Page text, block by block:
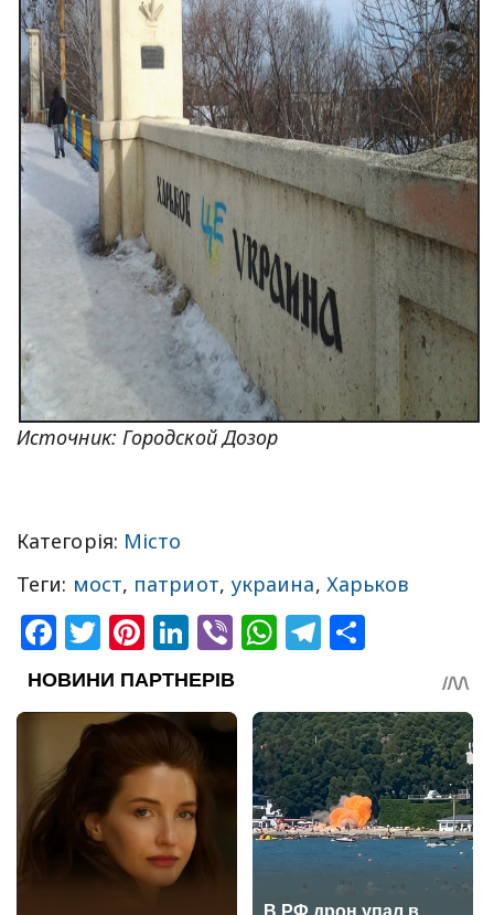
Источник: Городской Дозор
Категорія: Місто
Теги: мост, патриот, украина, Харьков
Facebook
Twitter
Pinterest
LinkedIn
ViberWhatsApp
Telegram